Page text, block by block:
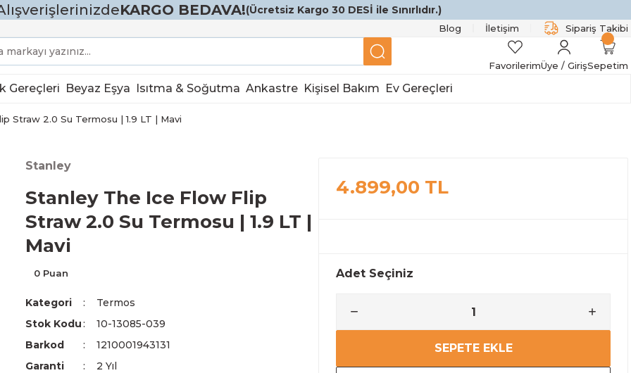
KARGO BEDAVA!(Ücretsiz Kargo 30 DESİ ile Sınırlıdır.)
Blog İletişim Sipariş Takibi
FavorilerimÜye / GirişSepetim
Gereçleri Beyaz Eşya Isıtma & Soğutma Ankastre Kişisel Bakım Ev Gereçleri
Straw 2.0 Su Termosu | 1.9 LT | Mavi
Stanley
Stanley The Ice Flow Flip
Straw 2.0 Su Termosu | 1.9 LT |
Mavi
0 Puan
Kategori
Termos
Stok Kodu
10-13085-039
Barkod
1210001943131
Garanti
2 Yıl
4.899,00 TL
Adet Seçiniz
SEPETE EKLE